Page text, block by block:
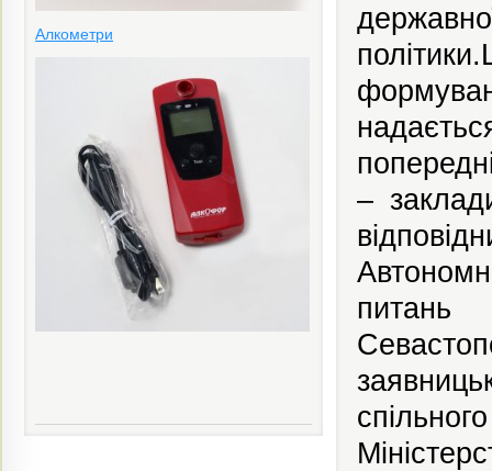
–
питань
Алкометри